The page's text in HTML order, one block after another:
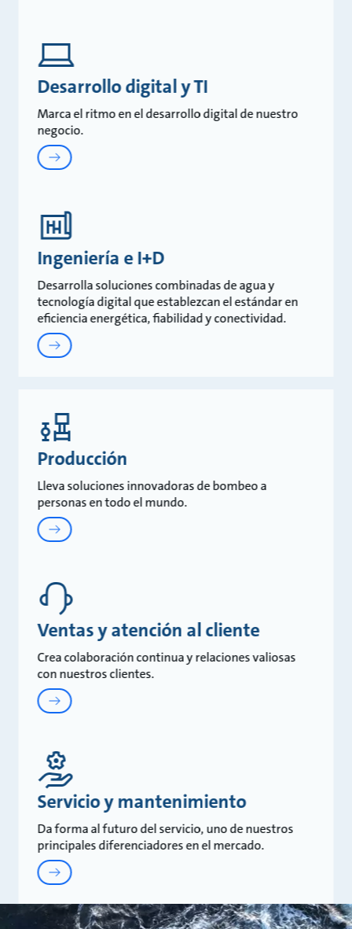
Desarrollo digital y TI
Marca el ritmo en el desarrollo digital de nuestro
negocio.
Ingeniería e I+D
Desarrolla soluciones combinadas de agua y
tecnología digital que establezcan el estándar en
eficiencia energética, fiabilidad y conectividad.
Producción
Lleva soluciones innovadoras de bombeo a
personas en todo el mundo.
Ventas y atención al cliente
Crea colaboración continua y relaciones valiosas
con nuestros clientes.
Servicio y mantenimiento
Da forma al futuro del servicio, uno de nuestros
principales diferenciadores en el mercado.